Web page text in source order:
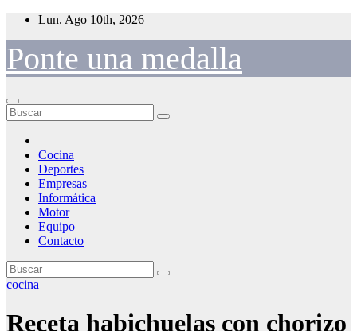
Saltar
contenido
Lun. Ago 10th, 2026
Ponte una medalla
Cocina
Deportes
Empresas
Informática
Motor
Equipo
Contacto
cocina
Receta habichuelas con chorizo